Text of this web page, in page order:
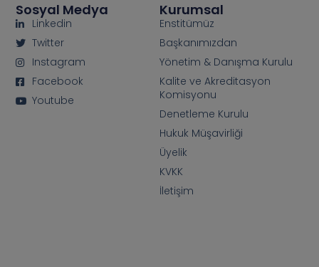
Kurumsal
Enstitümüz
Başkanımızdan
Yönetim & Danışma Kurulu
Kalite ve Akreditasyon
Komisyonu
Denetleme Kurulu
Hukuk Müşavirliği
Üyelik
KVKK
İletişim
Sosyal Medya
Linkedin
Twitter
Instagram
Facebook
Youtube